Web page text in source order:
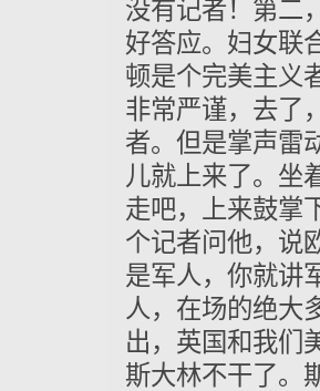
没有记者！第二
好答应。妇女联
顿是个完美主义
非常严谨，去了
者。但是掌声雷
儿就上来了。坐
走吧，上来鼓掌
个记者问他，说
是军人，你就讲
人，在场的绝大
出，英国和我们
斯大林不干了。